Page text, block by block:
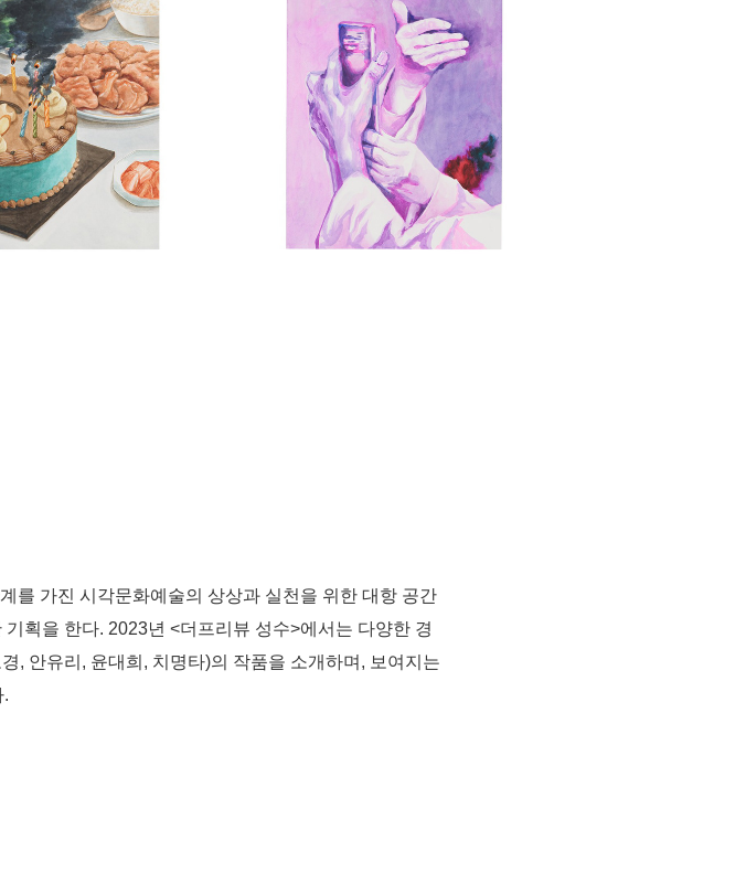
를 가진 시각문화예술의 상상과 실천을 위한 대항 공간
획을 한다. 2023년 <더프리뷰 성수>에서는 다양한 경
, 안유리, 윤대희, 치명타)의 작품을 소개하며, 보여지는
.